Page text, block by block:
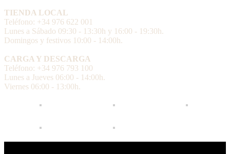
TIENDA LOCAL
Teléfono: +34 976 622 001
Lunes a Sábado 09:30 - 13:30h y 16:00 - 19:30h.
Domingos y festivos 10:00 - 14:00h.
CARGA Y DESCARGA
Teléfono: +34 976 793 100
Lunes a Jueves 06:00 - 14:00h.
Viernes 06:00 - 13:00h.